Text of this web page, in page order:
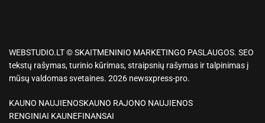
WEBSTUDIO.LT © SKAITMENINIO MARKETINGO PASLAUGOS. SEO
tekstų rašymas, turinio kūrimas, straipsnių rašymas ir talpinimas į
mūsų valdomas svetaines. 2026 newsxpress-pro.
KAUNO NAUJIENOSKAUNO RAJONO NAUJIENOS
RENGINIAI KAUNEFINANSAI